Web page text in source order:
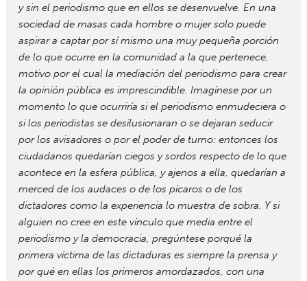
y sin el periodismo que en ellos se desenvuelve. En una
sociedad de masas cada hombre o mujer solo puede
aspirar a captar por sí mismo una muy pequeña porción
de lo que ocurre en la comunidad a la que pertenece,
motivo por el cual la mediación del periodismo para crear
la opinión pública es imprescindible. Imagínese por un
momento lo que ocurriría si el periodismo enmudeciera o
si los periodistas se desilusionaran o se dejaran seducir
por los avisadores o por el poder de turno: entonces los
ciudadanos quedarían ciegos y sordos respecto de lo que
acontece en la esfera pública, y ajenos a ella, quedarían a
merced de los audaces o de los pícaros o de los
dictadores como la experiencia lo muestra de sobra. Y si
alguien no cree en este vínculo que media entre el
periodismo y la democracia, pregúntese porqué la
primera víctima de las dictaduras es siempre la prensa y
por qué en ellas los primeros amordazados, con una